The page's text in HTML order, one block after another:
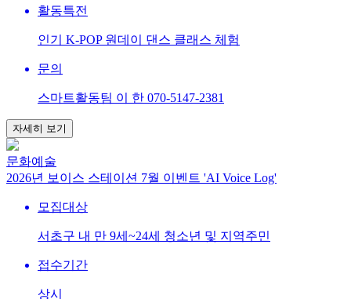
활동특전
인기 K-POP 원데이 댄스 클래스 체험
문의
스마트활동팀 이 한 070-5147-2381
자세히 보기
문화예술
2026년 보이스 스테이션 7월 이벤트 'AI Voice Log'
모집대상
서초구 내 만 9세~24세 청소년 및 지역주민
접수기간
상시